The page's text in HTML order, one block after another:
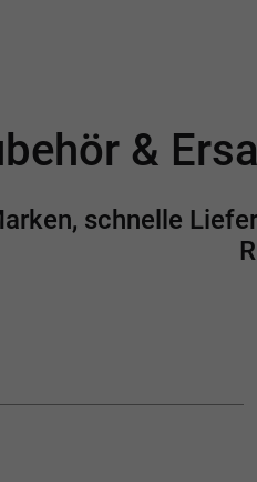
&
schnelle